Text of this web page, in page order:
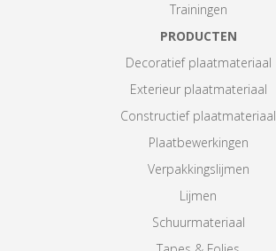
Trainingen
PRODUCTEN
Decoratief plaatmateriaal
Exterieur plaatmateriaal
Constructief plaatmateriaal
Plaatbewerkingen
Verpakkingslijmen
Lijmen
Schuurmateriaal